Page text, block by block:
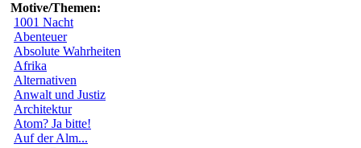
Motive/Themen:
1001 Nacht
Abenteuer
Absolute Wahrheiten
Afrika
Alternativen
Anwalt und Justiz
Architektur
Atom? Ja bitte!
Auf der Alm...